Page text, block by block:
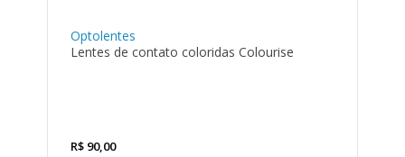
Optolentes
Lentes de contato coloridas Colourise
R$ 90,00